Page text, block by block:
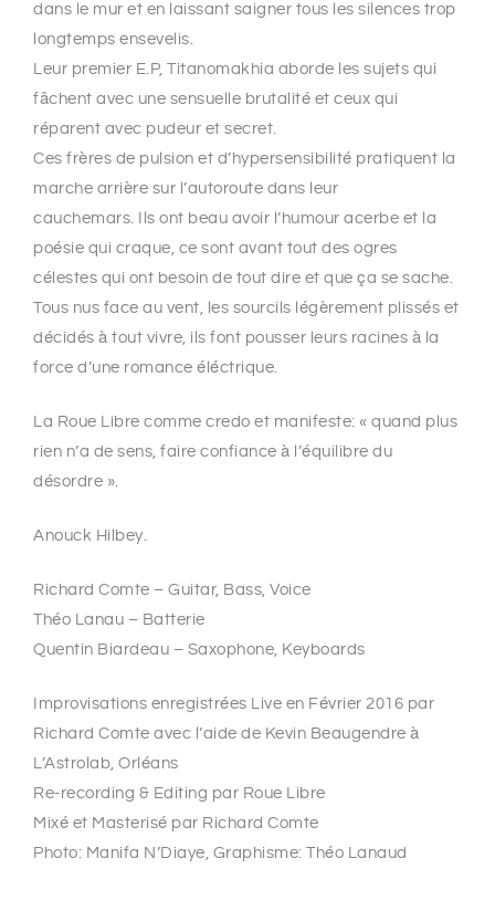
dans le mur et en laissant saigner tous les silences trop
longtemps ensevelis.
Leur premier E.P, Titanomakhia aborde les sujets qui
fâchent avec une sensuelle brutalité et ceux qui
réparent avec pudeur et secret.
Ces frères de pulsion et d’hypersensibilité pratiquent la
marche arrière sur l’autoroute dans leur
cauchemars. Ils ont beau avoir l’humour acerbe et la
poésie qui craque, ce sont avant tout des ogres
célestes qui ont besoin de tout dire et que ça se sache.
Tous nus face au vent, les sourcils légèrement plissés et
décidés à tout vivre, ils font pousser leurs racines à la
force d’une romance éléctrique.
La Roue Libre comme credo et manifeste: « quand plus
rien n’a de sens, faire confiance à l’équilibre du
désordre ».
Anouck Hilbey.
Richard Comte – Guitar, Bass, Voice
Théo Lanau – Batterie
Quentin Biardeau – Saxophone, Keyboards
Improvisations enregistrées Live en Février 2016 par
Richard Comte avec l’aide de Kevin Beaugendre à
L’Astrolab, Orléans
Re-recording & Editing par Roue Libre
Mixé et Masterisé par Richard Comte
Photo: Manifa N’Diaye, Graphisme: Théo Lanaud